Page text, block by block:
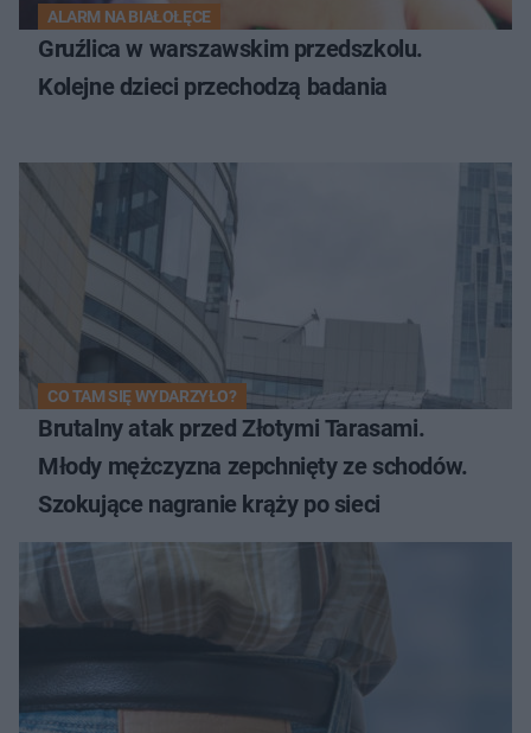
ALARM NA BIAŁOŁĘCE
Gruźlica w warszawskim przedszkolu.
Kolejne dzieci przechodzą badania
CO TAM SIĘ WYDARZYŁO?
Brutalny atak przed Złotymi Tarasami.
Młody mężczyzna zepchnięty ze schodów.
Szokujące nagranie krąży po sieci